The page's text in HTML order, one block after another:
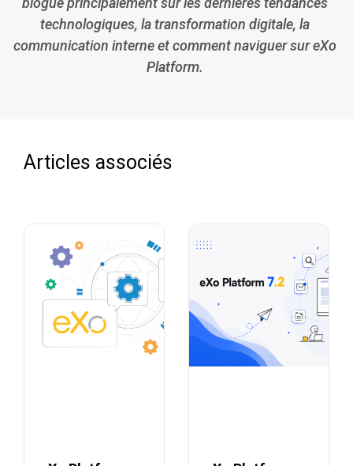
technologiques, la transformation digitale, la
communication interne et comment naviguer sur eXo
Platform.
Articles associés